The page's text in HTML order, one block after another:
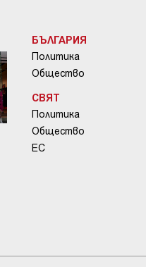
БЪЛГАРИЯ
Политика
Общество
СВЯТ
Политика
Общество
ЕС